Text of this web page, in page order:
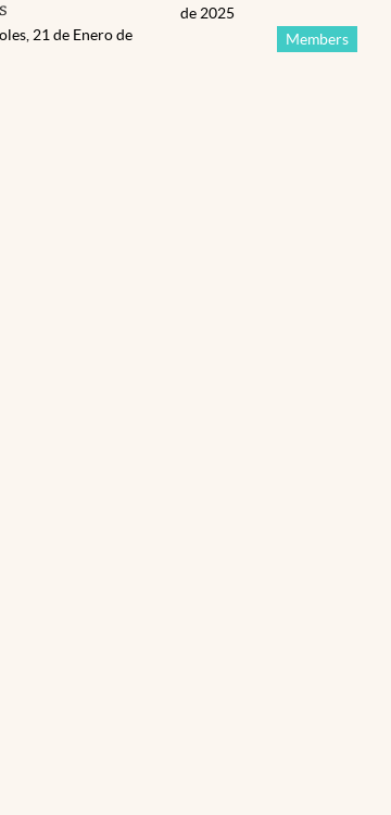
21 de Enero de
Members
de 2025